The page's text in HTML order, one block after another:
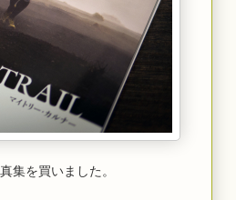
集を買いました。